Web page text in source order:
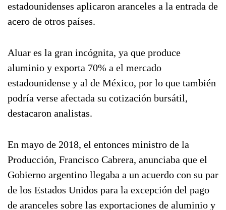
estadounidenses aplicaron aranceles a la entrada de
acero de otros países.
Aluar es la gran incógnita, ya que produce
aluminio y exporta 70% a el mercado
estadounidense y al de México, por lo que también
podría verse afectada su cotización bursátil,
destacaron analistas.
En mayo de 2018, el entonces ministro de la
Producción, Francisco Cabrera, anunciaba que el
Gobierno argentino llegaba a un acuerdo con su par
de los Estados Unidos para la excepción del pago
de aranceles sobre las exportaciones de aluminio y